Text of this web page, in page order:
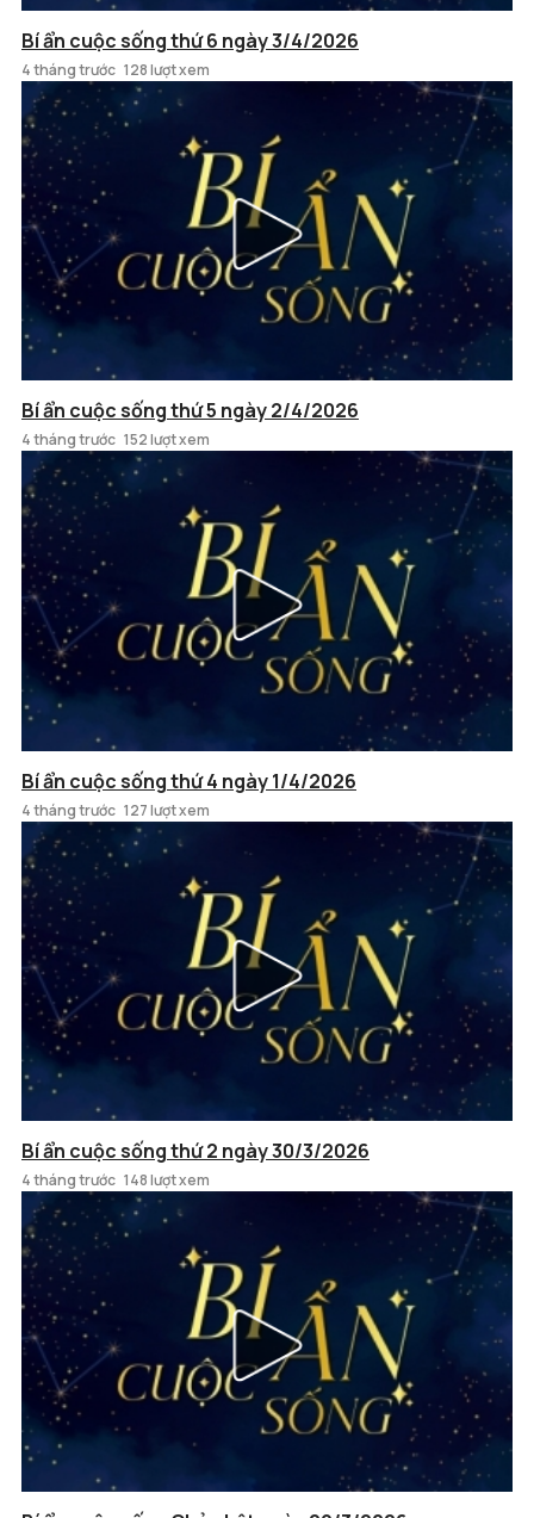
Bí ẩn cuộc sống thứ 6 ngày 3/4/2026
4 tháng trước 128 lượt xem
Bí ẩn cuộc sống thứ 5 ngày 2/4/2026
4 tháng trước 152 lượt xem
Bí ẩn cuộc sống thứ 4 ngày 1/4/2026
4 tháng trước 127 lượt xem
Bí ẩn cuộc sống thứ 2 ngày 30/3/2026
4 tháng trước 148 lượt xem